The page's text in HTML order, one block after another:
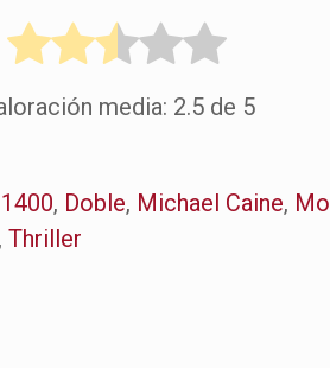
media: 2.5de 5
, Doble, Michael Caine,
Thriller